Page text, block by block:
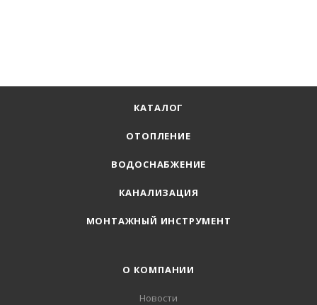
КАТАЛОГ
ОТОПЛЕНИЕ
ВОДОСНАБЖЕНИЕ
КАНАЛИЗАЦИЯ
МОНТАЖНЫЙ ИНСТРУМЕНТ
О КОМПАНИИ
Новости